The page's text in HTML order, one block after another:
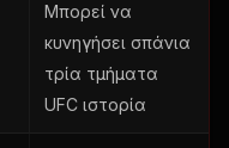
Μπορεί να
κυνηγήσει σπάνια
τρία τμήματα
UFC ιστορία